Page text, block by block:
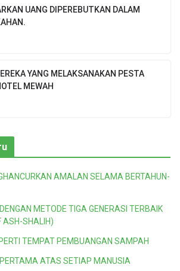
UANG DIPEREBUTKAN DALAM
YANG MELAKSANAKAN PESTA
MEWAH
AMALAN SELAMA BERTAHUN-
METODE TIGA GENERASI TERBAIK
ASH-SHALIH)
TEMPAT PEMBUANGAN SAMPAH
ATAS SETIAP MANUSIA